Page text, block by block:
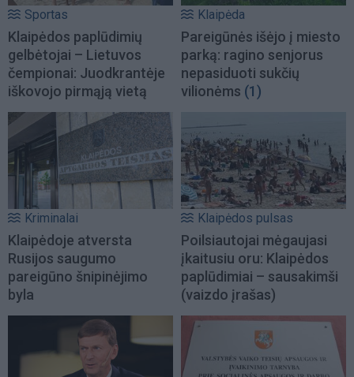
Sportas
Klaipėdos paplūdimių
gelbėtojai – Lietuvos
čempionai: Juodkrantėje
iškovojo pirmąją vietą
Klaipėda
Pareigūnės išėjo į miesto
parką: ragino senjorus
nepasiduoti sukčių
vilionėms (1)
Kriminalai
Klaipėdoje atversta
Rusijos saugumo
pareigūno šnipinėjimo
byla
Klaipėdos pulsas
Poilsiautojai mėgaujasi
įkaitusiu oru: Klaipėdos
paplūdimiai – sausakimši
(vaizdo įrašas)